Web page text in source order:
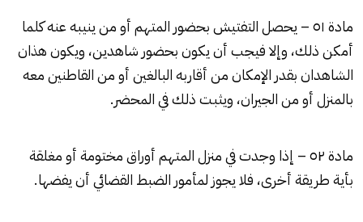
مادة ٥١ – يحصل التفتيش بحضور المتهم أو من ينيبه عنه كلما
أمكن ذلك، وإلا فيجب أن يكون بحضور شاهدين، ويكون هذان
الشاهدان بقدر الإمكان من أقاربه البالغين أو من القاطنين معه
بالمنزل أو من الجيران، ويثبت ذلك في المحضر.
مادة ٥٢ – إذا وجدت في منزل المتهم أوراق مختومة أو مغلقة
بأية طريقة أخرى، فلا يجوز لمأمور الضبط القضائي أن يفضها.